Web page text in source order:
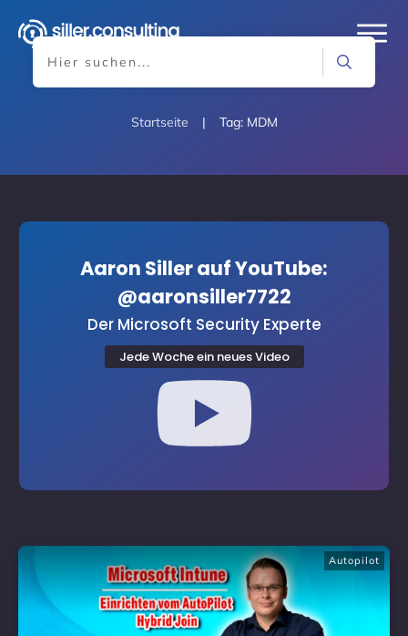
Startseite | Tag: MDM
Aaron Siller auf YouTube:
@aaronsiller7722
Der Microsoft Security Experte
Jede Woche ein neues Video
Autopilot